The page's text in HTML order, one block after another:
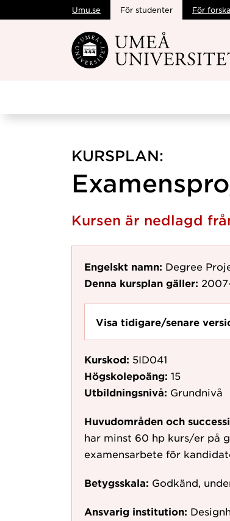
Hoppa direkt till innehållet
Umu.se För studenter För
KURSPLAN:
Kursen är nedlagd
Engelskt namn: Degree
Denna kursplan gäller:
Visa tidigare/senare
Kurskod: 5ID041
Högskolepoäng: 15
Utbildningsnivå: Grundnivå
Huvudområden och
har minst 60 hp kurs/er på
examensarbete för
Betygsskala: Godkänd,
Ansvarig institution: